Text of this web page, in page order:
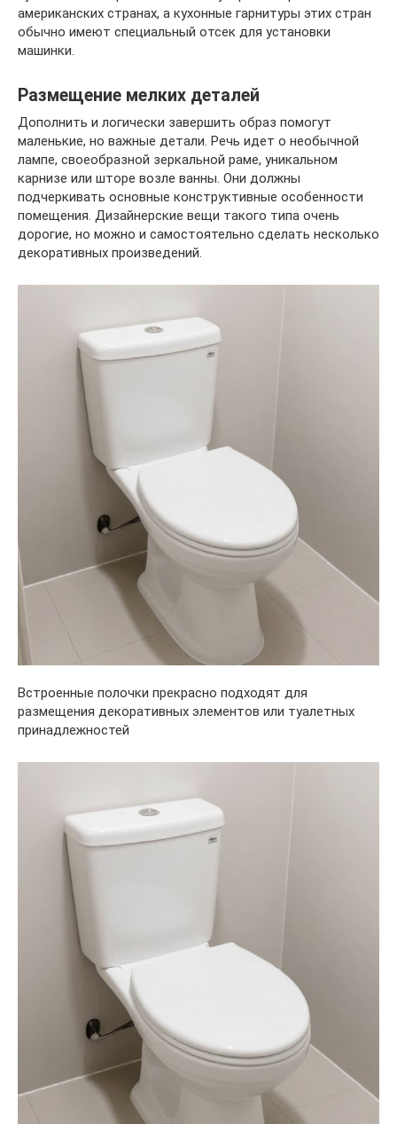
американских странах, а кухонные гарнитуры этих стран
обычно имеют специальный отсек для установки
машинки.
Размещение мелких деталей
Дополнить и логически завершить образ помогут
маленькие, но важные детали. Речь идет о необычной
лампе, своеобразной зеркальной раме, уникальном
карнизе или шторе возле ванны. Они должны
подчеркивать основные конструктивные особенности
помещения. Дизайнерские вещи такого типа очень
дорогие, но можно и самостоятельно сделать несколько
декоративных произведений.
Встроенные полочки прекрасно подходят для
размещения декоративных элементов или туалетных
принадлежностей